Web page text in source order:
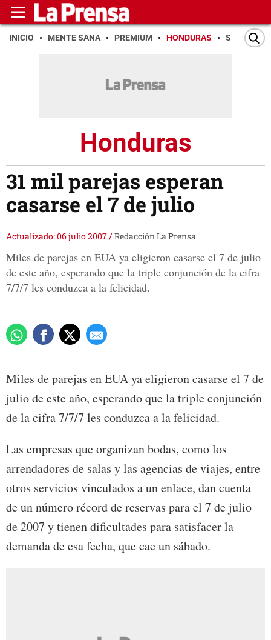
INICIO MENTE SANA PREMIUM HONDURAS SAN PEDRO
Honduras
31 mil parejas esperan
casarse el 7 de julio
Actualizado: 06 julio 2007/Redacción La Prensa
Miles de parejas en EUA ya eligieron casarse el 7 de julio
de este año, esperando que la triple conjunción de la cifra
7/7/7 les conduzca a la felicidad.
Miles de parejas en EUA ya eligieron casarse el 7 de
julio de este año, esperando que la triple conjunción
de la cifra 7/7/7 les conduzca a la felicidad.
Las empresas que organizan bodas, como los
arrendadores de salas y las agencias de viajes, entre
otros servicios vinculados a un enlace, dan cuenta
de un número récord de reservas para el 7 de julio
de 2007 y tienen dificultades para satisfacer la
demanda de esa fecha, que cae un sábado.